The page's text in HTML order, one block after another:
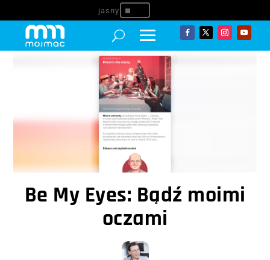
^
Be My Eyes: Bądź moimi
oczami